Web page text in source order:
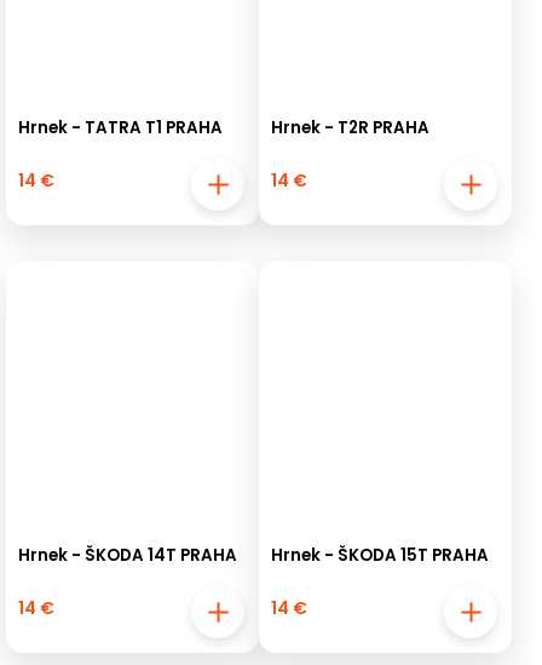
Hrnek - TATRA T1 PRAHA
14 €
Hrnek - T2R PRAHA
14 €
Hrnek - ŠKODA 14T PRAHA
14 €
Hrnek - ŠKODA 15T PRAHA
14 €